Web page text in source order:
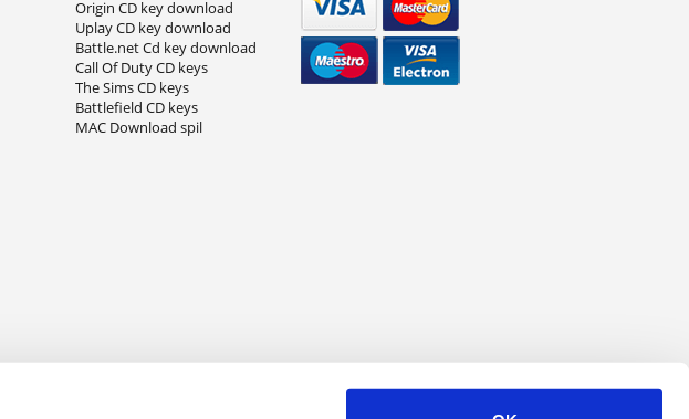
Origin CD key download
Uplay CD key download
Battle.net Cd key download
Call Of Duty CD keys
The Sims CD keys
Battlefield CD keys
MAC Download spil